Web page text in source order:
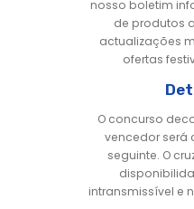
nosso boletim
de produtos
actualizações
ofertas
O concurso
vencedor será
seguinte. O
intransmissível e